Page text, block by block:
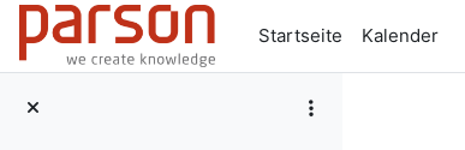
Zum Hauptinhalt
Startseite
Kalender